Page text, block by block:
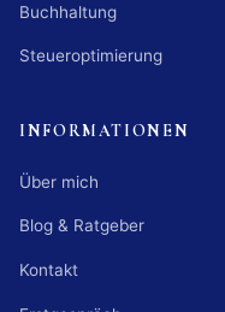
Buchhaltung
Steueroptimierung
INFORMATIONEN
Über mich
Blog & Ratgeber
Kontakt